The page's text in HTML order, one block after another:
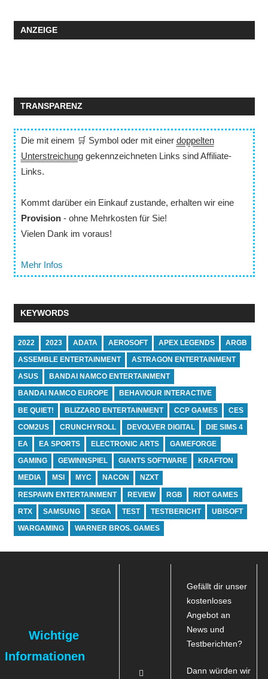
ANZEIGE
TRANSPARENZ
Die mit einem 🛒 Symbol oder mit einer doppelten
Unterstreichunggekennzeichneten Links sind Affiliate-
Links.
Kommt darüber ein Einkauf zustande, erhalten wir eine
Provision- ohne Mehrkosten für Sie!
Vielen Dank im voraus!
Mehr Infos
KEYWORDS
2022 2023 ADATA AEROSOFT APEX LEGENDS ARGB
ASSEMBLE ENTERTAINMENT ASTRAGON ENTERTAINMENT
ASUS BANDAI NAMCO ENTERTAINMENT
BANDAI NAMCO EUROPE BEHAVIOUR INTERACTIVE
BE QUIET! BLIZZARD ENTERTAINMENT CCP GAMES CES
COM2US CRUNCHYROLL DEVOLVER DIGITAL DIE SIMS 4
EA EA SPORTS ELECTRONIC ARTS GAMEFORGE
GAMING GEWINNSPIEL GIANTS SOFTWARE KRAFTON
MEDIA MSI MYC NACON NZXT
RESPAWN ENTERTAINMENT REVIEW RGB RIOT GAMES
RTX SAMSUNG SEGA TEST TESTBERICHT UBISOFT
WARGAMING WARNER BROS. GAMES
Wichtige
Informationen
Gefällt dir unser
kostenloses
Angebot an
News und
Testberichten?
Dann würden wir